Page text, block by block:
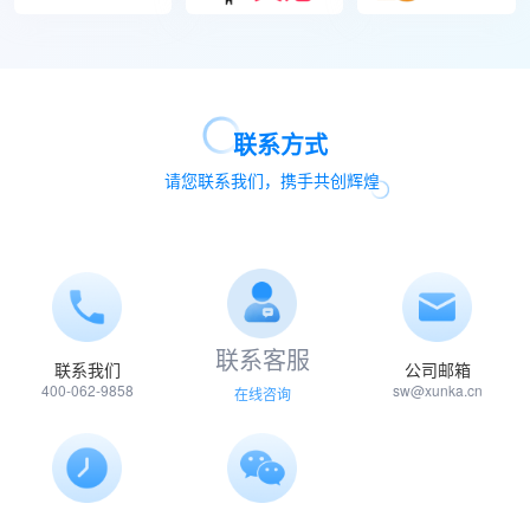
联系方式
请您联系我们，携手共创辉煌
联系我们
400-062-9858
联系客服
在线咨询
公司邮箱
sw@xunka.cn